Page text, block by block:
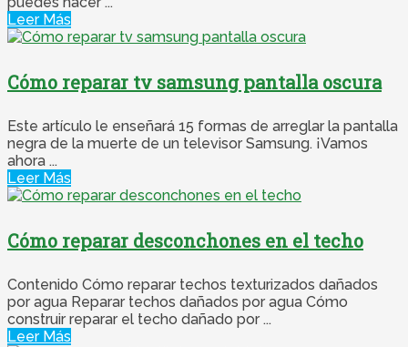
Leer Más
Cómo reparar tv samsung pantalla oscura
Este artículo le enseñará 15 formas de arreglar la pantalla
negra de la muerte de un televisor Samsung. ¡Vamos
ahora ...
Leer Más
Cómo reparar desconchones en el techo
Contenido Cómo reparar techos texturizados dañados
por agua Reparar techos dañados por agua Cómo
construir reparar el techo dañado por ...
Leer Más